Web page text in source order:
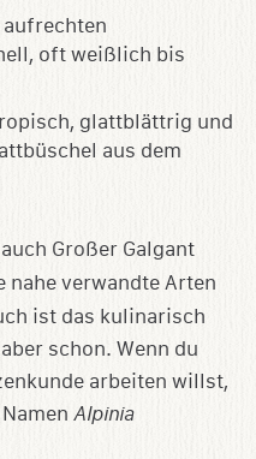
aufrechten
oft weißlich bis
glattblättrig und
aus dem
Großer Galgant
nahe verwandte Arten
ist das kulinarisch
schon. Wenn du
arbeiten willst,
Alpinia